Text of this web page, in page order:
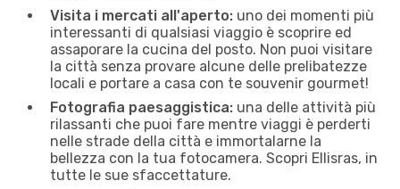
Visita i mercati all'aperto: uno dei momenti più
interessanti di qualsiasi viaggio è scoprire ed
assaporare la cucina del posto. Non puoi visitare
la città senza provare alcune delle prelibatezze
locali e portare a casa con te souvenir gourmet!
Fotografia paesaggistica: una delle attività più
rilassanti che puoi fare mentre viaggi è perderti
nelle strade della città e immortalarne la
bellezza con la tua fotocamera. Scopri Ellisras, in
tutte le sue sfaccettature.